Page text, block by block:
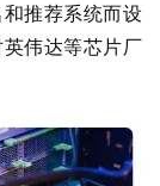
推荐系统而设
伟达等芯片厂